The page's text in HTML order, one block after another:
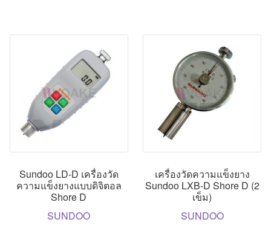
Sundoo LD-D เครื่องวัด
ความแข็งยางแบบดิจิตอล
Shore D
SUNDOO
เครื่องวัดความแข็งยาง
Sundoo LXB-D Shore D (2
เข็ม)
SUNDOO